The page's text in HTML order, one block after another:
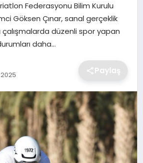
Federasyonu Bilim Kurulu
Göksen Çınar, sanal gerçeklik
çalışmalarda düzenli spor yapan
daha…
Paylaş